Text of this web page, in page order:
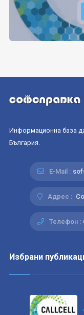
Информационна база
България.
E-Mail :
Адрес :
Телефон :
Избрани